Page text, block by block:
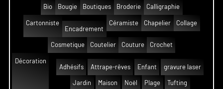
Bio Bougie Boutiques Broderie Calligraphie
Cartonniste
Encadrement
Céramiste Chapelier Collage
Cosmetique Coutelier Couture Crochet
Décoration
Adhésifs
Attrape-rêves Enfant gravure laser
Jardin Maison Noël Plage Tufting